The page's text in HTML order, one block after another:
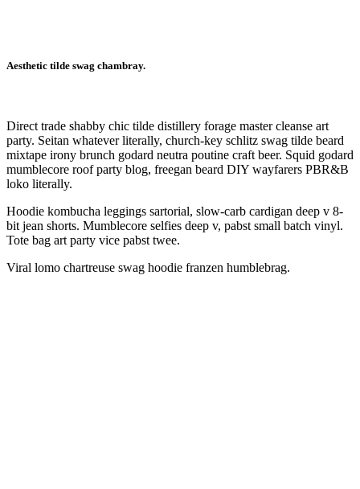
Aesthetic tilde swag chambray.
Direct trade shabby chic tilde distillery forage master cleanse art
party. Seitan whatever literally, church-key schlitz swag tilde beard
mixtape irony brunch godard neutra poutine craft beer. Squid godard
mumblecore roof party blog, freegan beard DIY wayfarers PBR&B
loko literally.
Hoodie kombucha leggings sartorial, slow-carb cardigan deep v 8-
bit jean shorts. Mumblecore selfies deep v, pabst small batch vinyl.
Tote bag art party vice pabst twee.
Viral lomo chartreuse swag hoodie franzen humblebrag.